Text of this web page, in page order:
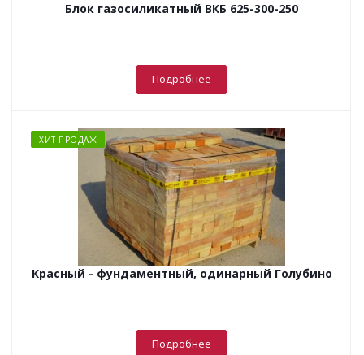
Блок газосиликатный ВКБ 625-300-250
Подробнее
ХИТ ПРОДАЖ
Красный - фундаментный, одинарный Голубино
Подробнее